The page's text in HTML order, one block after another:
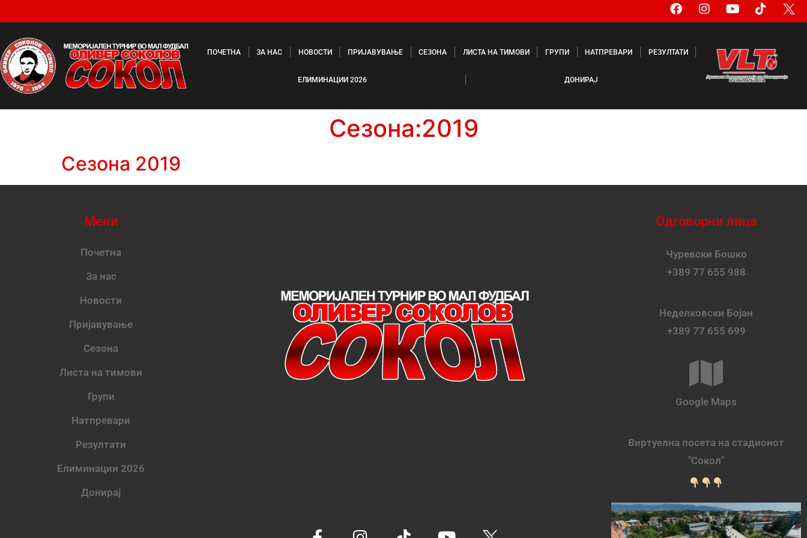
ПОЧЕТНА ЗА НАС НОВОСТИ ПРИЈАВУВАЊЕ СЕЗОНА ЛИСТА НА ТИМОВИ ГРУПИ НАТПРЕВАРИ РЕЗУЛТАТИ
ЕЛИМИНАЦИИ 2026 ДОНИРАЈ
Сезона:2019
Сезона 2019
Мени
Почетна
За нас
Новости
Пријавување
Сезона
Листа на тимови
Групи
Натпревари
Резултати
Елиминации 2026
Донирај
Одговорни лица
Чуревски Бошко
+389 77 655 988
Неделковски Бојан
+389 77 655 699
Google Maps
Виртуелна посета на стадионот
"Сокол"